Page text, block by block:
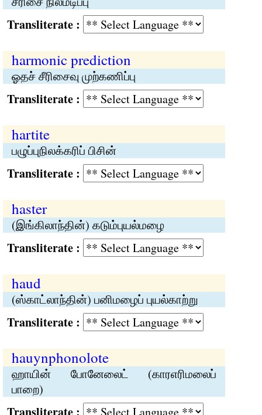
:
harmonic prediction
ஓதச் சீரிசைவு முற்கணிப்பு
:
hartite
பழுப்புநிலக்கரிப் பிசின்
:
haster
(இங்கிலாந்தின்) கடும்புயல்மழை
:
haud
(ஸ்காட்லாந்தின்) பனிமழைப் புயல்காற்று
:
hauynphonolote
ஹாயின் போனேலைட் (காரஎரிமலைப்
பாறை)